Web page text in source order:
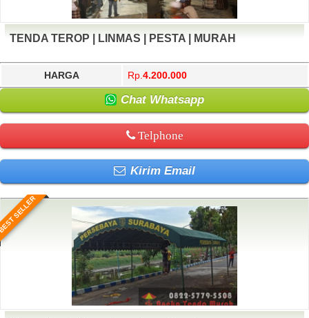
TENDA TEROP | LINMAS | PESTA | MURAH
HARGA Rp. 4.200.000
Chat Whatsapp
Telphone
Kirim Email
SELLER